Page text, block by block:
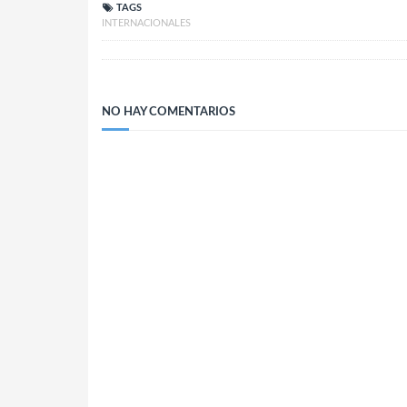
TAGS
INTERNACIONALES
NO HAY COMENTARIOS